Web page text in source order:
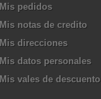
Mis pedidos
Mis notas de credito
Mis direcciones
Mis datos personales
Mis vales de descuento